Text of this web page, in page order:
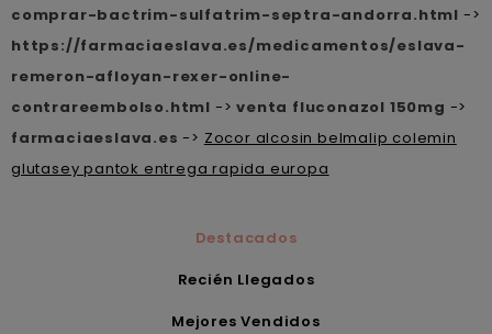
comprar-bactrim-sulfatrim-septra-andorra.html ->
https://farmaciaeslava.es/medicamentos/eslava-
remeron-afloyan-rexer-online-
contrareembolso.html ->venta fluconazol 150mg ->
farmaciaeslava.es -> Zocor alcosin belmalip colemin
glutasey pantok entrega rapida europa
Destacados
Recién Llegados
Mejores Vendidos